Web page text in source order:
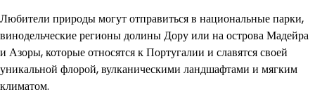
Любители природы могут отправиться в национальные парки,
винодельческие регионы долины Дору или на острова Мадейра
и Азоры, которые относятся к Португалии и славятся своей
уникальной флорой, вулканическими ландшафтами и мягким
климатом.